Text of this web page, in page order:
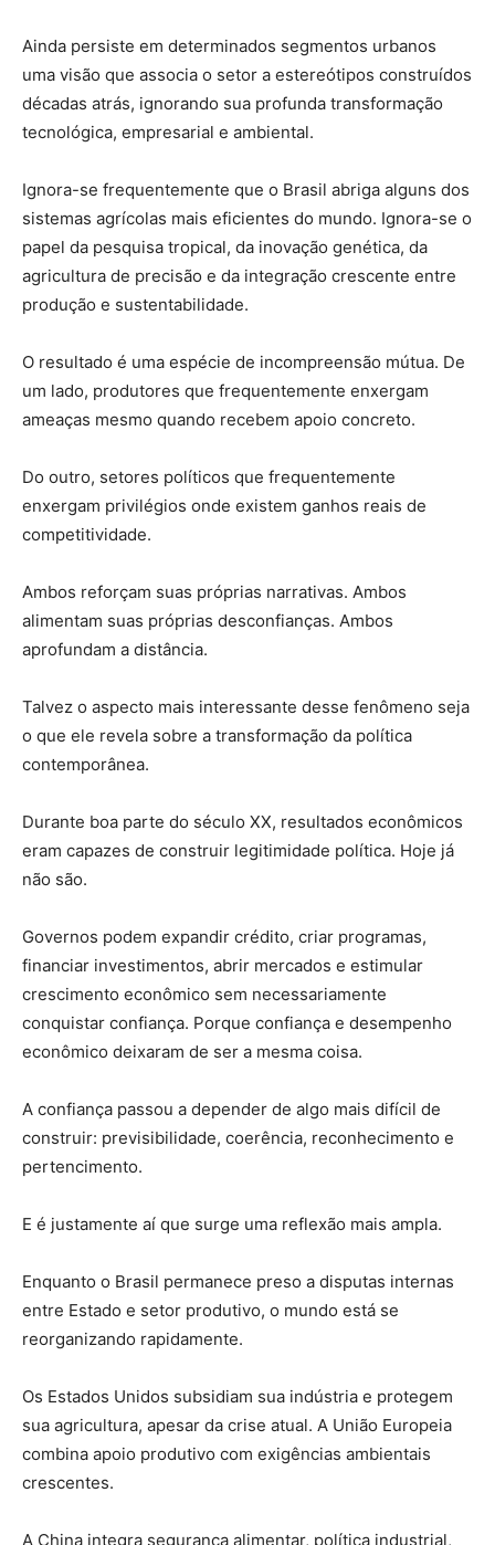
Ainda persiste em determinados segmentos urbanos
uma visão que associa o setor a estereótipos construídos
décadas atrás, ignorando sua profunda transformação
tecnológica, empresarial e ambiental.
Ignora-se frequentemente que o Brasil abriga alguns dos
sistemas agrícolas mais eficientes do mundo. Ignora-se o
papel da pesquisa tropical, da inovação genética, da
agricultura de precisão e da integração crescente entre
produção e sustentabilidade.
O resultado é uma espécie de incompreensão mútua. De
um lado, produtores que frequentemente enxergam
ameaças mesmo quando recebem apoio concreto.
Do outro, setores políticos que frequentemente
enxergam privilégios onde existem ganhos reais de
competitividade.
Ambos reforçam suas próprias narrativas. Ambos
alimentam suas próprias desconfianças. Ambos
aprofundam a distância.
Talvez o aspecto mais interessante desse fenômeno seja
o que ele revela sobre a transformação da política
contemporânea.
Durante boa parte do século XX, resultados econômicos
eram capazes de construir legitimidade política. Hoje já
não são.
Governos podem expandir crédito, criar programas,
financiar investimentos, abrir mercados e estimular
crescimento econômico sem necessariamente
conquistar confiança. Porque confiança e desempenho
econômico deixaram de ser a mesma coisa.
A confiança passou a depender de algo mais difícil de
construir: previsibilidade, coerência, reconhecimento e
pertencimento.
E é justamente aí que surge uma reflexão mais ampla.
Enquanto o Brasil permanece preso a disputas internas
entre Estado e setor produtivo, o mundo está se
reorganizando rapidamente.
Os Estados Unidos subsidiam sua indústria e protegem
sua agricultura, apesar da crise atual. A União Europeia
combina apoio produtivo com exigências ambientais
crescentes.
A China integra segurança alimentar, política industrial,